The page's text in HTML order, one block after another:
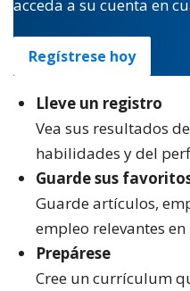
acceda a su cuenta en
Regístrese hoy
Lleve un registro
Vea sus resultados
habilidades y del
Guarde sus
Guarde artículos,
empleo relevantes
Prepárese
Cree un currículum